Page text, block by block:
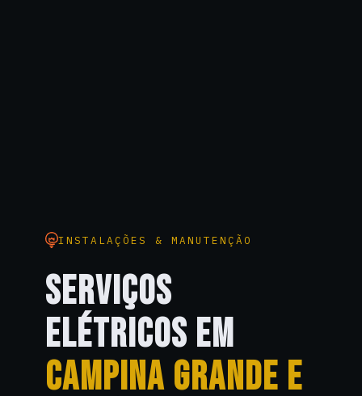
INSTALAÇÕES & MANUTENÇÃO
SERVIÇOS
ELÉTRICOS EM
CAMPINA GRANDE E